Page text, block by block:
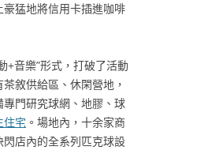
猛地將信用卡插進咖啡
+音樂”形式，打破了活動
敘供給區、休閑營地，
門研究球網、地膠、球
住宅 。場地內，十余家商
店內的全系列匹克球設